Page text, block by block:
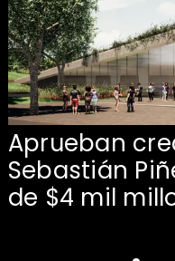
Aprueban
Sebastián
de $4 mil